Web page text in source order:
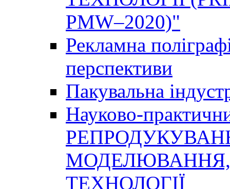
PMW–2020)"
Рекламна
перспективи
Пакувальна
Науково-
МОДЕЛЮВАННЯ,
ТЕХНОЛОГІЇ